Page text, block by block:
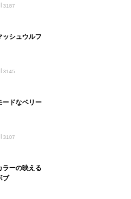
3187
ッシュウルフ
3145
ードなベリー
3107
ラーの映える
ブ